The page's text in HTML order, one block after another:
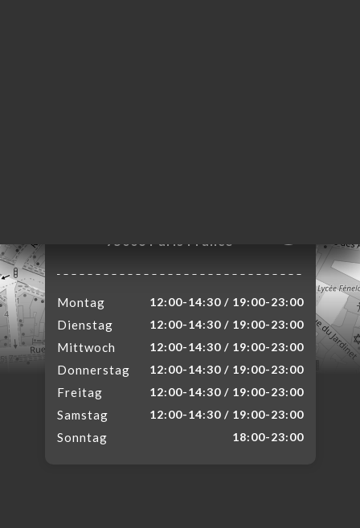
75006 Paris France
Montag 12:00-14:30 / 19:00-23:00
Dienstag 12:00-14:30 / 19:00-23:00
Mittwoch 12:00-14:30 / 19:00-23:00
Donnerstag 12:00-14:30 / 19:00-23:00
Freitag 12:00-14:30 / 19:00-23:00
Samstag 12:00-14:30 / 19:00-23:00
Sonntag 18:00-23:00